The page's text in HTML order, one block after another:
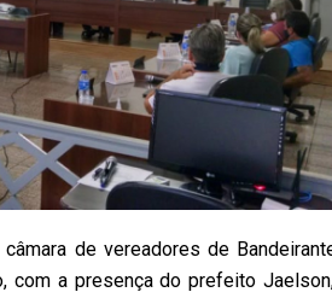
de vereadores de
a presença do prefeito